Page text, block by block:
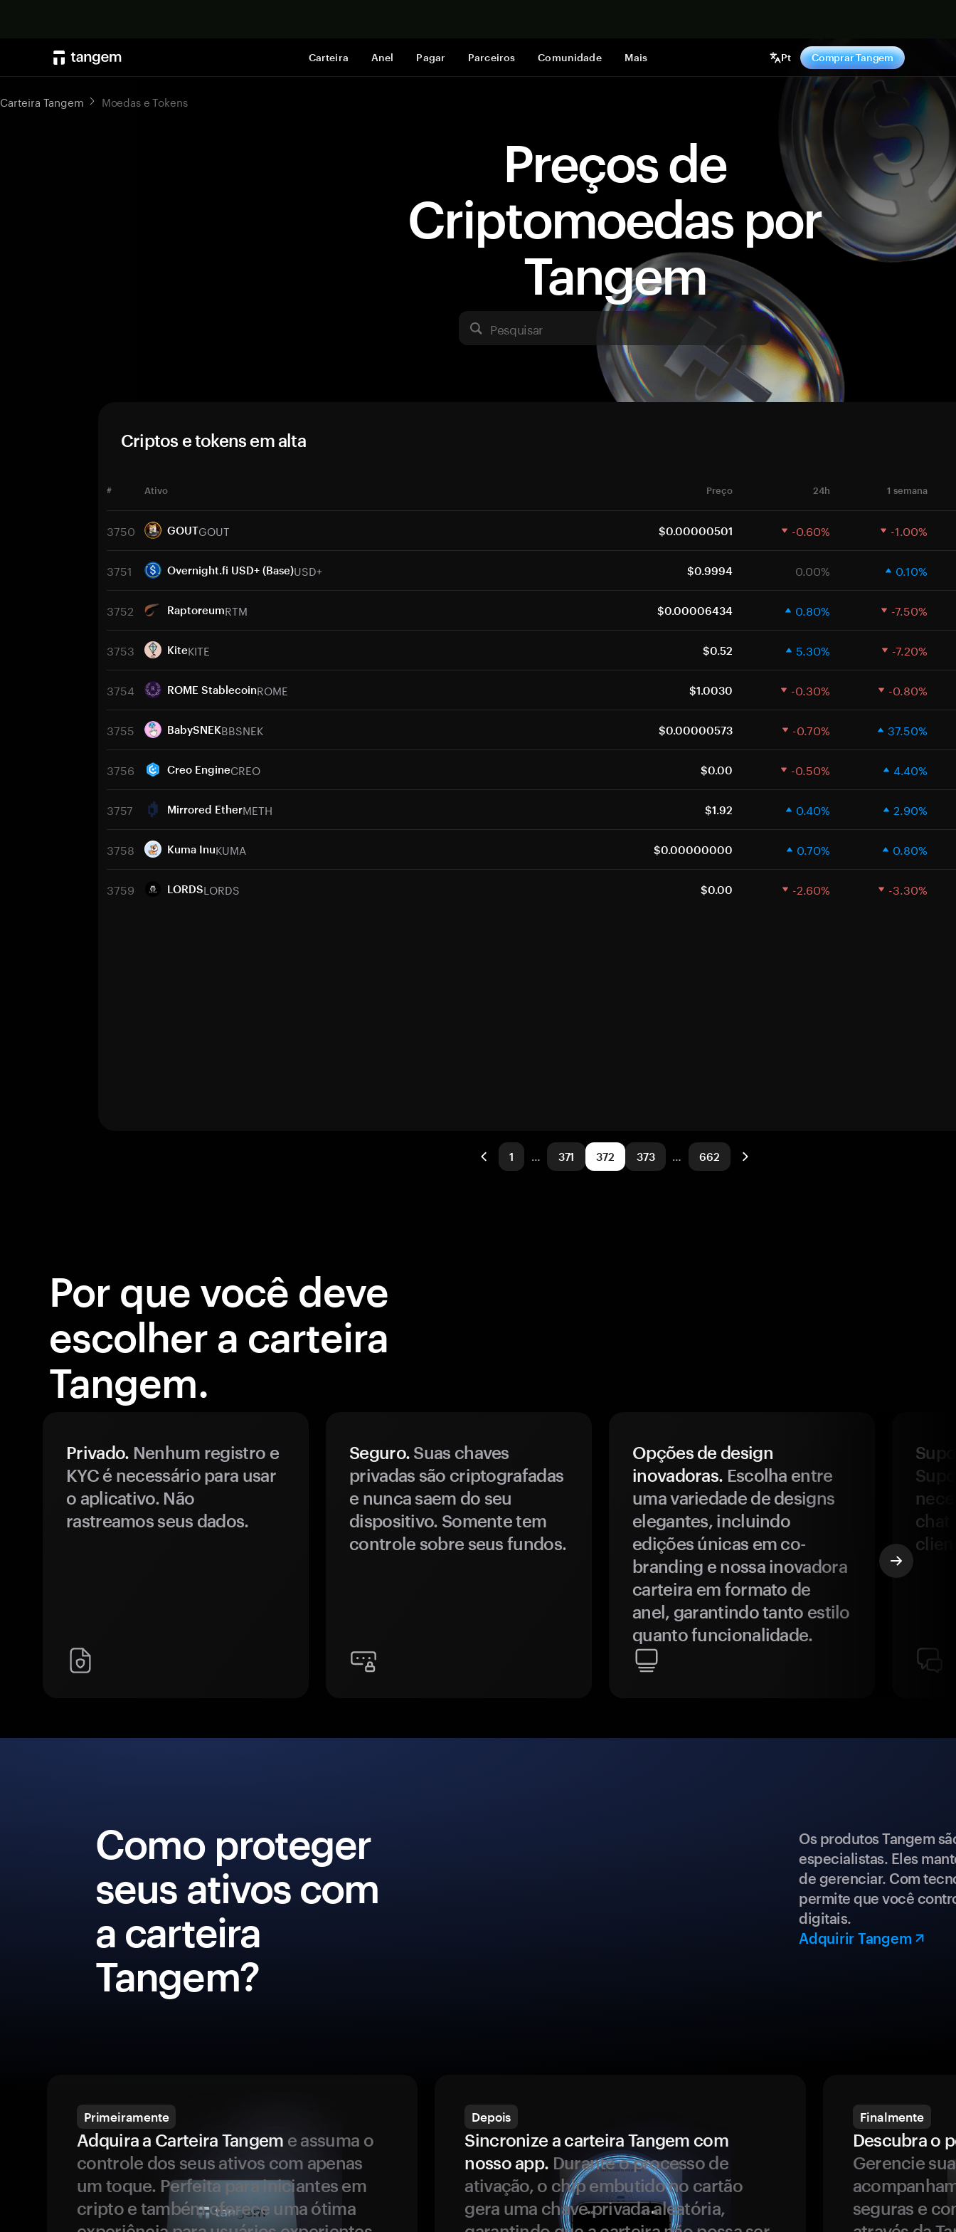
Carteira Anel Pagar Parceiros Comunidade Mais Pt Comprar Tangem
Preços de
Criptomoedas por
Tangem
Pesquisar
Carteira Tangem Moedas e Tokens
Criptos e tokens em alta
# Ativo Preço 24h 1 semana
3750 GOUTGOUT $0.00000501 -0.60% -1.00%
3751 Overnight.fi USD+ (Base)USD+ $0.9994 0.00% 0.10%
3752 RaptoreumRTM $0.00006434 0.80% -7.50%
3753 KiteKITE $0.52 5.30% -7.20%
3754 ROME StablecoinROME $1.0030 -0.30% -0.80%
3755 BabySNEKBBSNEK $0.00000573 -0.70% 37.50%
3756 Creo EngineCREO $0.00 -0.50% 4.40%
3757 Mirrored EtherMETH $1.92 0.40% 2.90%
3758 Kuma InuKUMA $0.00000000 0.70% 0.80%
3759 LORDSLORDS $0.00 -2.60% -3.30%
1 … 371 372 373 … 662
Por que você deve
escolher a carteira
Tangem.
Privado. Nenhum registro e
KYC é necessário para usar
o aplicativo. Não
rastreamos seus dados.
Seguro. Suas chaves
privadas são criptografadas
e nunca saem do seu
dispositivo. Somente tem
controle sobre seus fundos.
Opções de design
inovadoras. Escolha entre
uma variedade de designs
elegantes, incluindo
edições únicas em co-
branding e nossa inovadora
carteira em formato de
anel, garantindo tanto estilo
quanto funcionalidade.
chat
Como proteger
seus ativos com
a carteira
Tangem?
Os produtos Tangem
especialistas. Eles
de gerenciar. Com
permite que você
digitais.
Adquirir Tangem
Primeiramente
Adquira a Carteira Tangem e assuma o
controle dos seus ativos com apenas
um toque. Perfeita para iniciantes em
cripto e também oferece uma ótima
Depois
Sincronize a carteira Tangem com
nosso app. Durante o processo de
ativação, o chip embutido no cartão
gera uma chave privada aleatória,
Finalmente
Descubra o
Gerencie
seguras e